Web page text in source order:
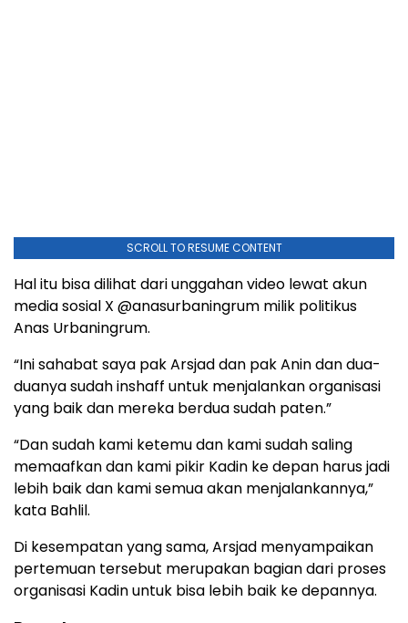
SCROLL TO RESUME CONTENT
Hal itu bisa dilihat dari unggahan video lewat akun
media sosial X @anasurbaningrum milik politikus
Anas Urbaningrum.
“Ini sahabat saya pak Arsjad dan pak Anin dan dua-
duanya sudah inshaff untuk menjalankan organisasi
yang baik dan mereka berdua sudah paten.”
“Dan sudah kami ketemu dan kami sudah saling
memaafkan dan kami pikir Kadin ke depan harus jadi
lebih baik dan kami semua akan menjalankannya,”
kata Bahlil.
Di kesempatan yang sama, Arsjad menyampaikan
pertemuan tersebut merupakan bagian dari proses
organisasi Kadin untuk bisa lebih baik ke depannya.